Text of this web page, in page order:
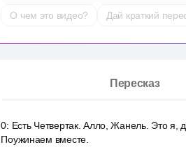
О чем это видео? Дай краткий
Пересказ
0: Есть Четвертак. Алло, Жанель. Это я,
Поужинаем вместе.